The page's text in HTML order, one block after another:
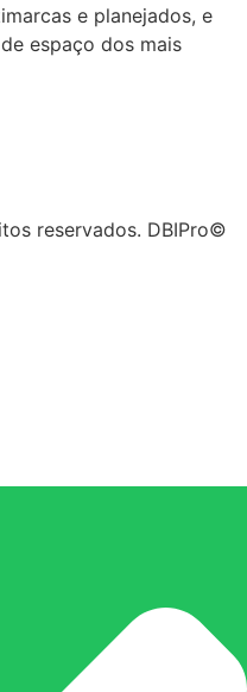
e planejados, e
espaço dos mais
reservados. DBIPro©